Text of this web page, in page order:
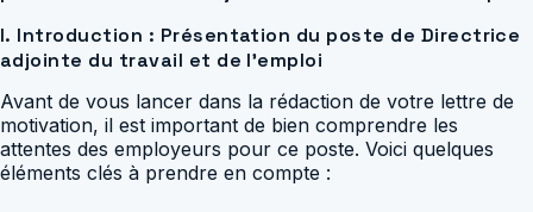
I. Introduction : Présentation du poste de Directrice
adjointe du travail et de l’emploi
Avant de vous lancer dans la rédaction de votre lettre de
motivation, il est important de bien comprendre les
attentes des employeurs pour ce poste. Voici quelques
éléments clés à prendre en compte :